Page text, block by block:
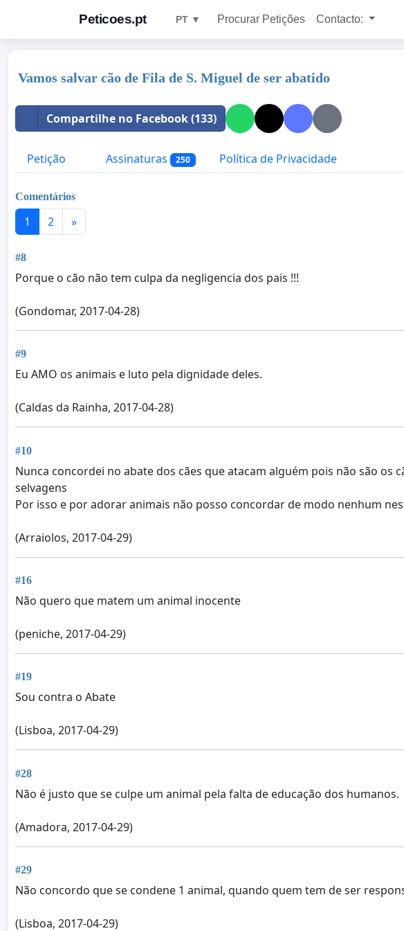
Peticoes.pt PT ▼ Procurar Petições Contacto:
Vamos salvar cão de Fila de S. Miguel de ser abatido
Compartilhe no Facebook (133)
Petição Assinaturas 250 Política de Privacidade
Comentários
1 2 »
#8
Porque o cão não tem culpa da negligencia dos pais !!!
(Gondomar, 2017-04-28)
#9
Eu AMO os animais e luto pela dignidade deles.
(Caldas da Rainha, 2017-04-28)
#10
Nunca concordei no abate dos cães que atacam alguém pois não são
selvagens
Por isso e por adorar animais não posso concordar de modo nenhum
(Arraiolos, 2017-04-29)
#16
Não quero que matem um animal inocente
(peniche, 2017-04-29)
#19
Sou contra o Abate
(Lisboa, 2017-04-29)
#28
Não é justo que se culpe um animal pela falta de educação dos humanos.
(Amadora, 2017-04-29)
#29
Não concordo que se condene 1 animal, quando quem tem de ser
(Lisboa, 2017-04-29)